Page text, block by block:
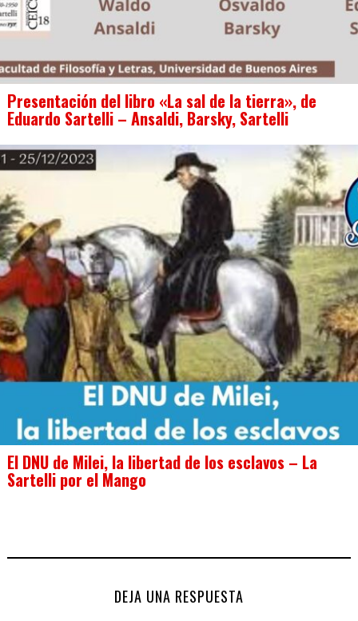
Presentación del libro «La sal de la tierra», de
Eduardo Sartelli – Ansaldi, Barsky, Sartelli
El DNU de Milei, la libertad de los esclavos – La
Sartelli por el Mango
DEJA UNA RESPUESTA